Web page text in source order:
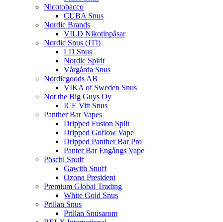
Nicotobacco
CUBA Snus
Nordic Brands
VILD Nikotinpåsar
Nordic Snus (JTI)
LD Snus
Nordic Spirit
Vårgårda Snus
Nordicgoods AB
VIKA of Sweden Snus
Not the Big Guys Oy
ICE Vitt Snus
Panther Bar Vapes
Dripped Fusion Split
Dripped Goflow Vape
Dripped Panther Bar Pro
Panter Bar Engångs Vape
Pöschl Snuff
Gawith Snuff
Ozona President
Premium Global Trading
White Gold Snus
Prillan Snus
Prillan Snusarom